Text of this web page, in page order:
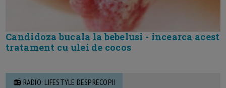
Candidoza bucala la bebelusi - incearca acest
tratament cu ulei de cocos
📻 RADIO: LIFESTYLE DESPRECOPII